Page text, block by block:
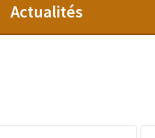
Actualités